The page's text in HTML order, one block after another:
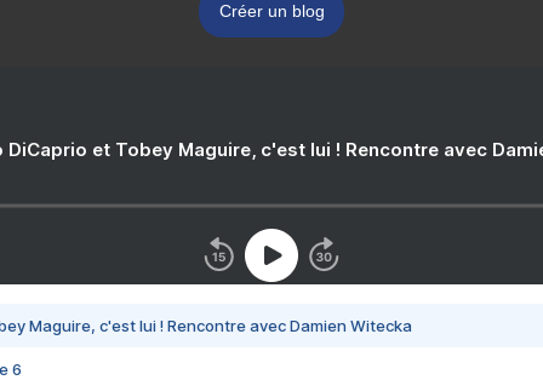
Créer un blog
DiCaprio et Tobey Maguire, c'est lui ! Rencontre avec
Maguire, c'est lui ! Rencontre avec Damien Witecka
6